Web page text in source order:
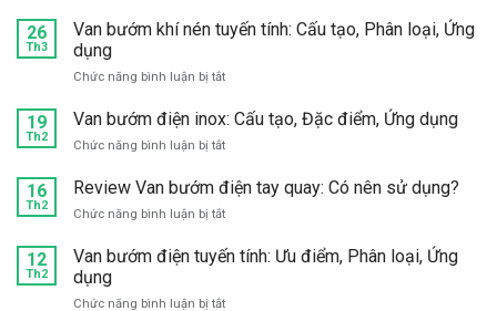
bích:
nào
van
1
bướm
304,
chất
lượng
đâu?
26
Th3
Van bướm khí nén tuyến tính: Cấu tạo, Phân loại, Ứng
dụng
Chức năng bình luận bị tắtở
bướm
nén
tính:
Phân
loại,
dụng
19
Th2
Van bướm điện inox: Cấu tạo, Đặc điểm, Ứng dụng
Chức năng bình luận bị tắtở
bướm
điện
inox:
tạo,
16
Th2
Review Van bướm điện tay quay: Có nên sử dụng?
Chức năng bình luận bị tắtở
Van
tay
12
Th2
Van bướm điện tuyến tính: Ưu điểm, Phân loại, Ứng
dụng
Chức năng bình luận bị tắtở